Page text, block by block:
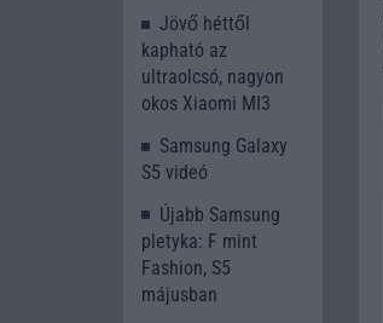
Jövő héttől
kapható az
ultraolcsó, nagyon
okos Xiaomi MI3
Samsung Galaxy
S5 videó
Újabb Samsung
pletyka: F mint
Fashion, S5
májusban